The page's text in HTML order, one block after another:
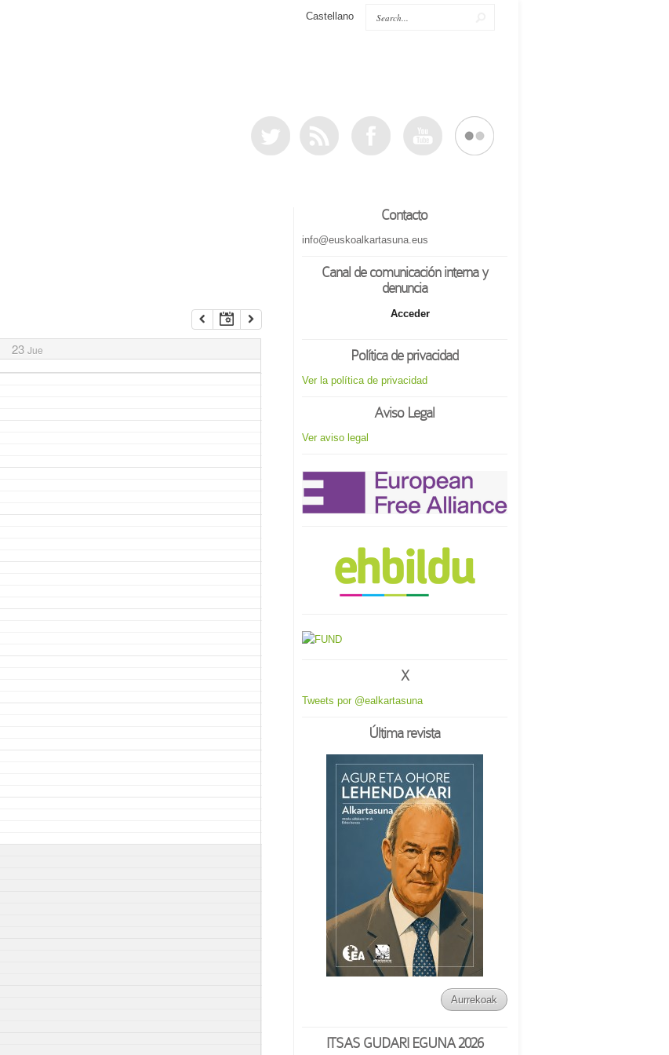
Castellano
23 Jue
Contacto
info@euskoalkartasuna.eus
Canal de comunicación interna y
denuncia
Acceder
Política de privacidad
Ver la política de privacidad
Aviso Legal
Ver aviso legal
X
Tweets por @ealkartasuna
Última revista
Aurrekoak
ITSAS GUDARI EGUNA 2026